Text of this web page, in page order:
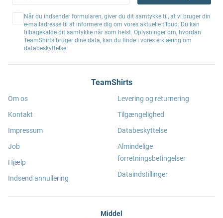
Når du indsender formularen, giver du dit samtykke til, at vi bruger din
e-mailadresse til at informere dig om vores aktuelle tilbud. Du kan
tilbagekalde dit samtykke når som helst. Oplysninger om, hvordan
TeamShirts bruger dine data, kan du finde i vores erklæring om
databeskyttelse.
TeamShirts
Om os
Kontakt
Impressum
Job
Hjælp
Indsend annullering
Levering og returnering
Tilgængelighed
Databeskyttelse
Almindelige
forretningsbetingelser
Dataindstillinger
Middel